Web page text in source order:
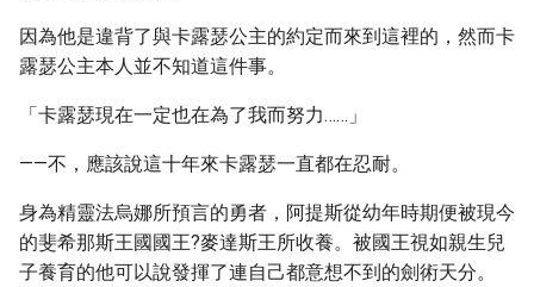
因為他是違背了與卡露瑟公主的約定而來到這裡的，然而卡
露瑟公主本人並不知道這件事。
「卡露瑟現在一定也在為了我而努力……」
——不，應該說這十年來卡露瑟一直都在忍耐。
身為精靈法烏娜所預言的勇者，阿提斯從幼年時期便被現今
的斐希那斯王國國王?麥達斯王所收養。被國王視如親生兒
子養育的他可以說發揮了連自己都意想不到的劍術天分。